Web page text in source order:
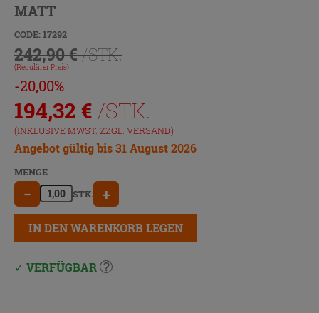
MATT
CODE: 17292
242,90 €/STK.
(Regulärer Preis)
-20,00%
194,32 € /STK.
(INKLUSIVE MWST. ZZGL. VERSAND)
Angebot gültig bis 31 August 2026
MENGE
− STK. +
IN DEN WARENKORB LEGEN
VERFÜGBAR